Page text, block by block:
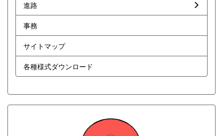
進路
事務
サイトマップ
各種様式ダウンロード